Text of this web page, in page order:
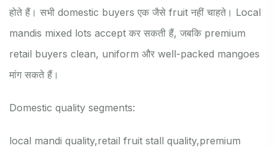
होते हैं। सभी domestic buyers एक जैसे fruit नहीं चाहते। Local
mandis mixed lots accept कर सकती हैं, जबकि premium
retail buyers clean, uniform और well-packed mangoes
मांग सकते हैं।
Domestic quality segments:
local mandi quality,retail fruit stall quality,premium